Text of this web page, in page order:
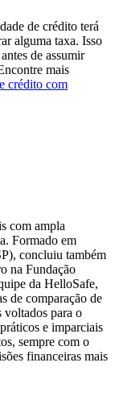
de crédito terá
alguma taxa. Isso
de assumir
mais
crédito com
com ampla
Formado em
concluiu também
na Fundação
da HelloSafe,
de comparação de
voltados para o
e imparciais
sempre com o
financeiras mais